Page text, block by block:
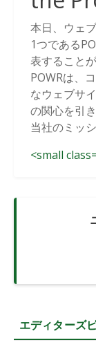
本日、ウェ
1つである
表すること
POWRは、
なウェブサ
の関心を引
当社のミッ
<small
エディターズ